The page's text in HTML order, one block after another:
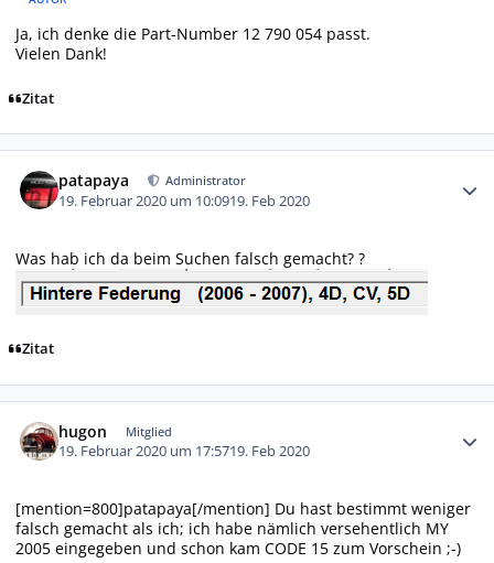
Ja, ich denke die Part-Number 12 790 054 passt.
Vielen Dank!
Zitat
patapaya Administrator
19. Februar 2020 um 10:0919. Feb 2020
Was hab ich da beim Suchen falsch gemacht? ?
Zitat
hugon Mitglied
19. Februar 2020 um 17:5719. Feb 2020
[mention=800]patapaya[/mention] Du hast bestimmt weniger
falsch gemacht als ich; ich habe nämlich versehentlich MY
2005 eingegeben und schon kam CODE 15 zum Vorschein ;-)